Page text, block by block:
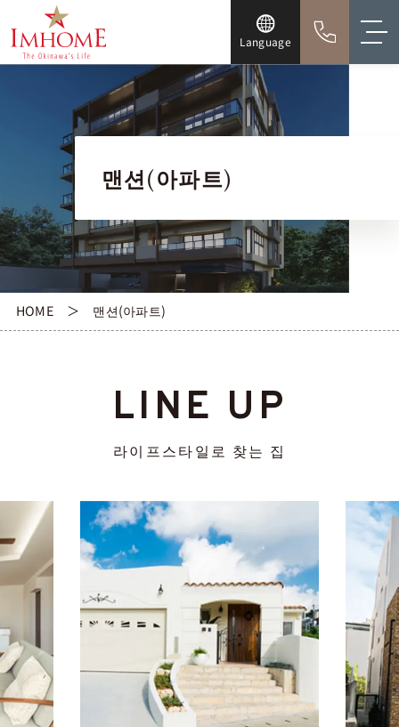
Language
맨션(아파트)
HOME 맨션(아파트)
LINE UP
라이프스타일로 찾는 집